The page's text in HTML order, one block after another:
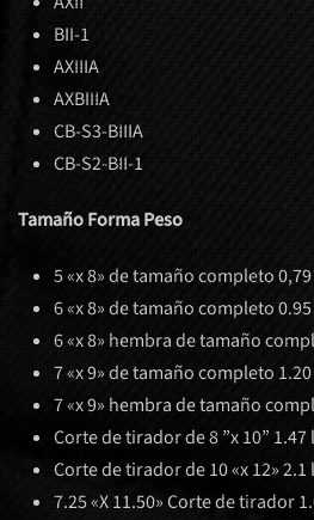
BII-1
AXIIIA
AXBIIIA
CB-S3-BIIIA
CB-S2-BII-1
Tamaño Forma Peso
5 «x 8» de tamaño completo
6 «x 8» de tamaño completo
6 «x 8» hembra de tamaño
7 «x 9» de tamaño completo
7 «x 9» hembra de tamaño
Corte de tirador de 8 ”x 10” 1.47
Corte de tirador de 10 «x 12» 2.1
7.25 «X 11.50» Corte de tirador